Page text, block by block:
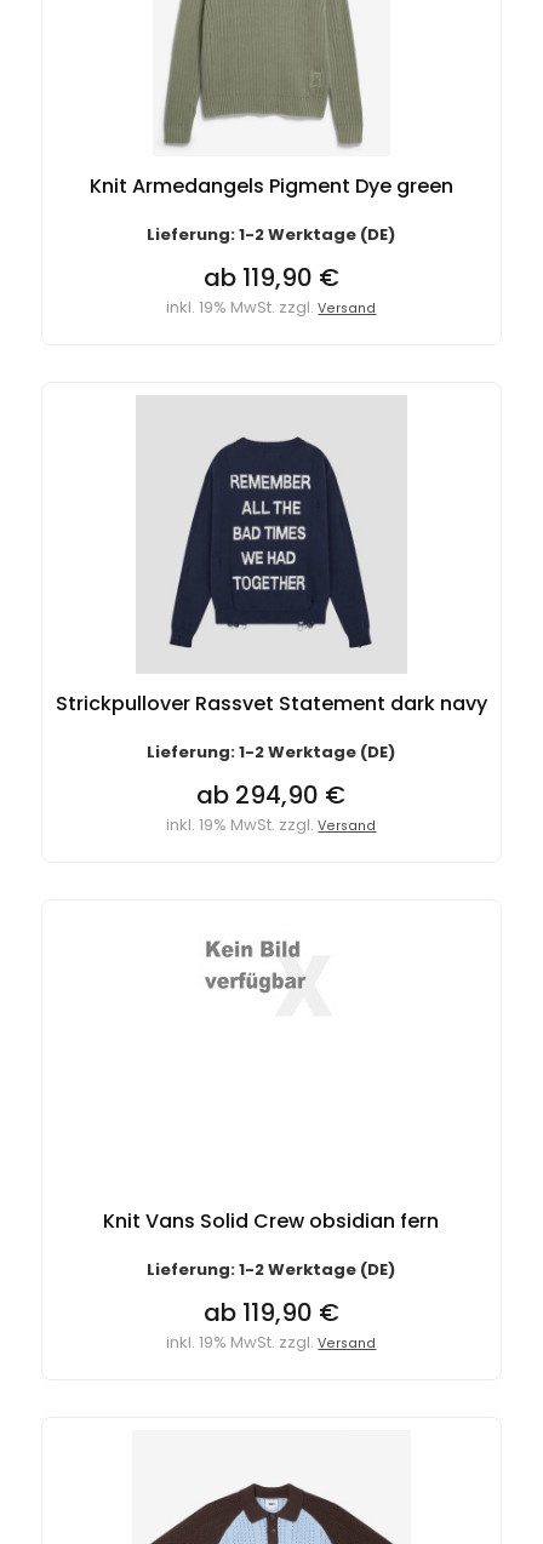
Knit Armedangels Pigment Dye green
Lieferung: 1-2 Werktage (DE)
ab 119,90 €
inkl. 19% MwSt. zzgl.Versand
Strickpullover Rassvet Statement dark navy
Lieferung: 1-2 Werktage (DE)
ab 294,90 €
inkl. 19% MwSt. zzgl.Versand
Knit Vans Solid Crew obsidian fern
Lieferung: 1-2 Werktage (DE)
ab 119,90 €
inkl. 19% MwSt. zzgl.Versand